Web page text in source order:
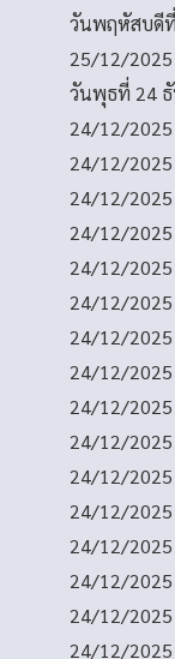
วันพฤหัสบดี
25/12/2025
วันพุธที่ 24
24/12/2025
24/12/2025
24/12/2025
24/12/
24/12/2025
24/12/2025
24/12/2025
24/12/2025
24/12/2025
24/12/2025
24/12/2025
24/12/2025
24/12/2025
24/12/2025
24/12/2025
24/12/2025